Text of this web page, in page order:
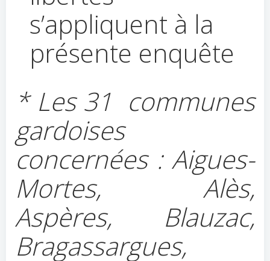
s’appliquent à la
présente enquête
* Les 31 communes
gardoises
concernées : Aigues-
Mortes, Alès,
Aspères, Blauzac,
Bragassargues,